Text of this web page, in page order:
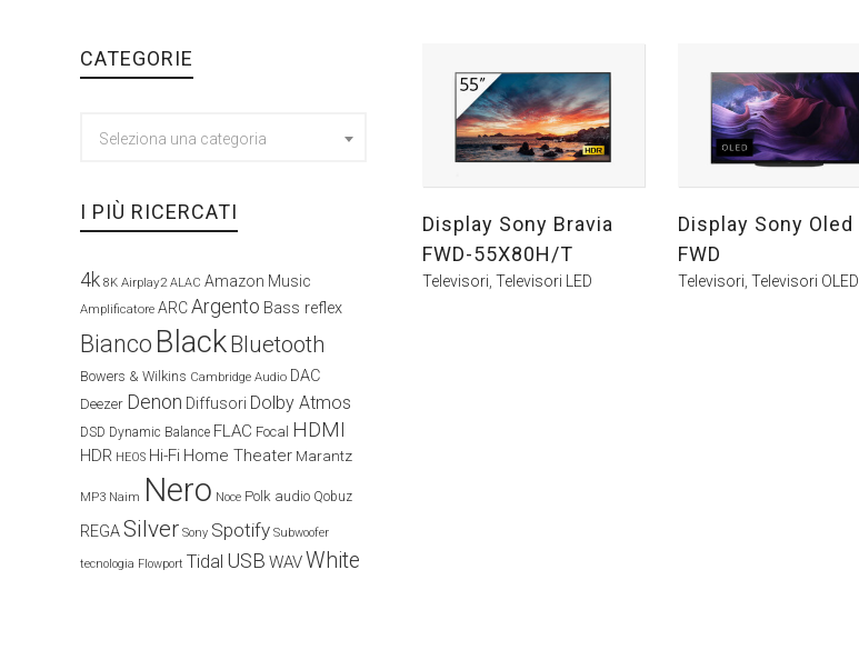
Display Sony Bravia
FWD-55X80H/T
Televisori Televisori LED
Display Sony Oled
FWD
Televisori ,Televisori OLED
CATEGORIE
Seleziona una categoria
I PIÙ RICERCATI
4k 8K Airplay2 ALAC Amazon Music
Amplificatore ARCArgento Bass reflex
Bianco BlackBluetooth
Bowers & Wilkins Cambridge Audio DAC
Deezer Denon Diffusori Dolby Atmos
DSD Dynamic Balance FLAC Focal HDMI
HDR HEOS Hi-Fi Home Theater Marantz
MP3 Naim Nero Noce Polk audio Qobuz
REGASilver Sony Spotify Subwoofer
tecnologia Flowport Tidal USB WAVWhite